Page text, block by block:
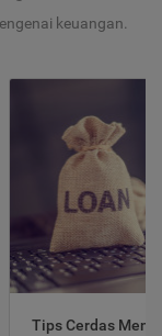
keuangan.
Tips Cerdas